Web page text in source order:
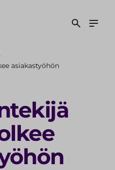
asiakastyöhön